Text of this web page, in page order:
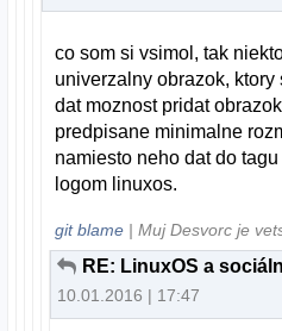
co som si vsimol, tak
univerzalny obrazok,
dat moznost pridat
predpisane minimalne
namiesto neho dat do
logom linuxos.
git blame | Muj Desvorc je
RE: LinuxOS a
10.01.2016 | 17:47